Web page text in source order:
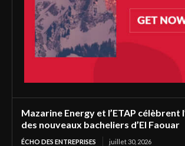
Mazarine Energy et l’ETAP célèbrent
des nouveaux bacheliers d’El Faouar
ÉCHO DES ENTREPRISES juillet 30, 2026